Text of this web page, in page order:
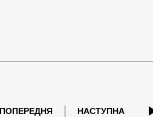
ПОПЕРЕДНЯ НАСТУПНА